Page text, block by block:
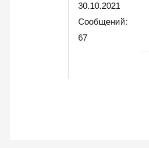
30.10.2021
Сообщений:
67